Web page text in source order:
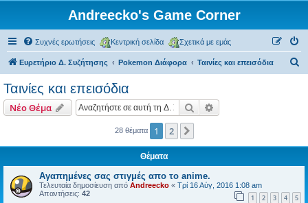
Andreecko's Game Corner
Συχνές ερωτήσεις Κεντρική σελίδα Σχετικά με εμάς
Ευρετήριο Δ. Συζήτησης Pokemon Διάφορα Ταινίες και επεισόδια
η
Ταινίες και επεισόδια
Νέο Θέμα Αναζήτηση
28 θέματα 1 2
Θέματα
Αγαπημένες σας στιγμές απο το anime.
Τελευταία δημοσίευση από Andreecko « Τρί 16 Αύγ, 2016 1:08 am
Απαντήσεις: 42 1 2 3 4 5